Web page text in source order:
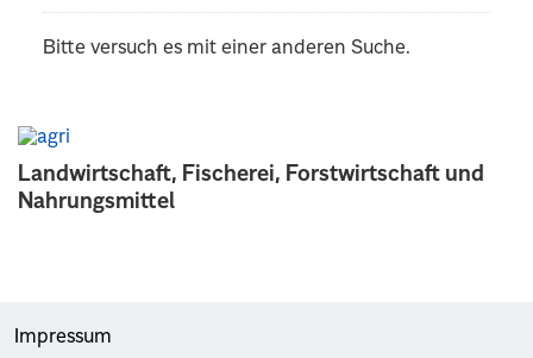
Landwirtschaft, Fischerei, Forstwirtschaft und
Nahrungsmittel
Bitte versuch es mit einer anderen Suche.
Impressum